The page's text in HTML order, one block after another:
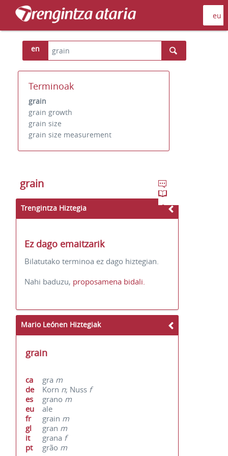
en
Terminoak
grain
grain growth
grain size
grain size measurement
grain
Trengintza Hiztegia
Ez dago emaitzarik
Bilatutako terminoa ez dago hiztegian.
Nahi baduzu, proposamena bidali.
Mario Leónen Hiztegiak
grain
ca gra m
de
Korn n; Nuss f
es
grano m
eu
ale
fr
grain m
gl
gran m
it
grana f
pt
grão m